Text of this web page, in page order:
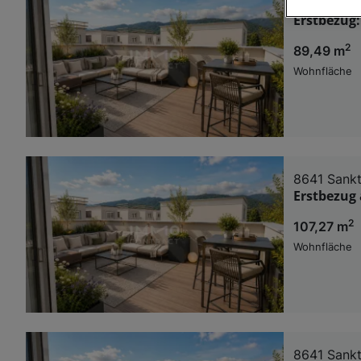
89,49 m2
Wohnfläche
8641
107,27 m2
Wohnfläche
8641
Wir und